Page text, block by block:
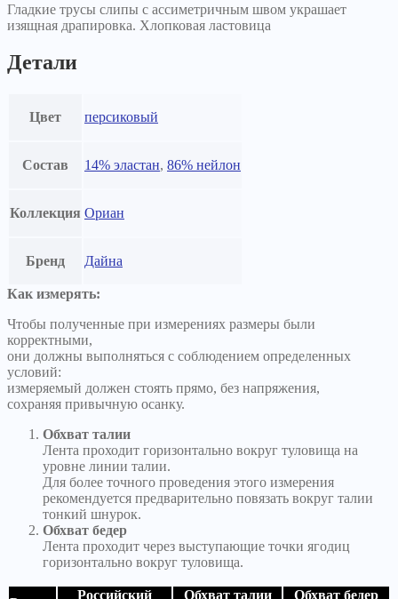
Гладкие трусы слипы с ассиметричным швом украшает
изящная драпировка. Хлопковая ластовица
Детали
Цвет персиковый
Состав 14% эластан, 86% нейлон
Коллекция Ориан
Бренд Дайна
Как измерять:
Чтобы полученные при измерениях размеры были
корректными,
они должны выполняться с соблюдением определенных
условий:
измеряемый должен стоять прямо, без напряжения,
сохраняя привычную осанку.
Обхват талии
Лента проходит горизонтально вокруг туловища на
уровне линии талии.
Для более точного проведения этого измерения
рекомендуется предварительно повязать вокруг талии
тонкий шнурок.
Обхват бедер
Лента проходит через выступающие точки ягодиц
горизонтально вокруг туловища.
Российский Обхват талии Обхват бедер